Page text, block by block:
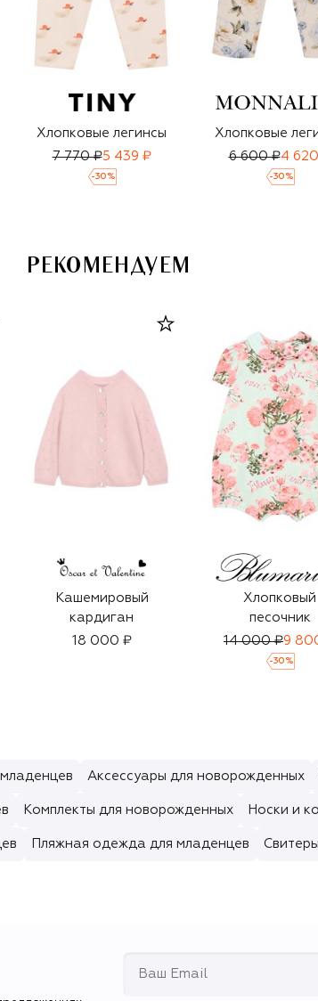
Хлопковые легинсы
7 770 ₽5 439 ₽
-30 %
Хлопковые
6 600 ₽4
-30 %
РЕКОМЕНДУЕМ
Кашемировый
кардиган
18 000 ₽
Хлопковый
песочник
14 000 ₽9
-30 %
младенцев Аксессуары для новорожденных
Комплекты для новорожденных Носки и
Пляжная одежда для младенцев